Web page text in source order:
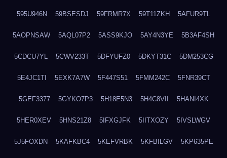
595U946N 59BSESDJ 59FRMR7X 59T11ZKH 5AFUR9TL
5AOPNSAW 5AQL07P2 5ASS9KJO 5AY4N3YE 5B3AF4SH
5CDCU7YL 5CWV233T 5DFYUFZ0 5DKYT31C 5DM253CG
5E4JC1TI 5EXK7A7W 5F447S51 5FMM242C 5FNR39CT
5GEF3377 5GYKO7P3 5H18E5N3 5H4C8VII 5HANI4XK
5HER0XEV 5HNS21Z8 5IFXGJFK 5IITXOZY 5IVSLWGV
5J5FOXDN 5KAFKBC4 5KEFVRBK 5KFBILGV 5KP635PE